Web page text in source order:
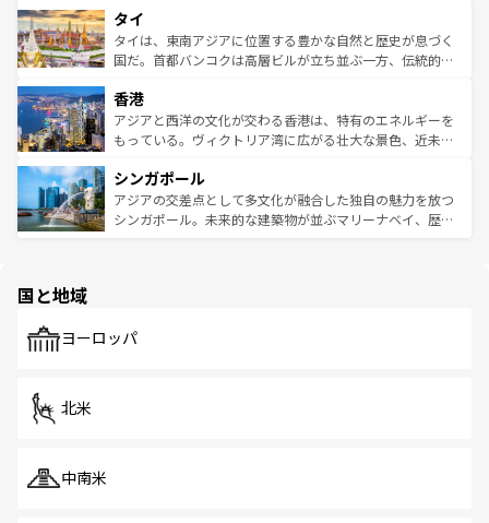
リティに包まれながら、韓国の多彩な魅力を心ゆくまで味
わってみてほしい。 なお、新着の韓国情報はコンテンツ一
覧を参照してほしい。
急速な発展と共に伝統が息づく。ハノイの古い町並みやホ
ーチミン市のフランス統治時代の建物も、独特の雰囲気を
醸し出している。また、バラエティの豊かさとおいしさで
とつ。フォーやバインミー、ベトナムコーヒーなどは、ぜ
ひ現地で味わいたい。どの地域を訪れてもあたたかい人々
が旅行者を迎えてくれるので、きっと忘れられない旅にな
参照してほしい。
タイ
タイは、東南アジアに位置する豊かな自然と歴史が息づく
国だ。首都バンコクは高層ビルが立ち並ぶ一方、伝統的な
の活気が交差している。北部ではチェンマイなどの山岳地
帯で自然と触れ合い、南部ではプーケットやクラビの美し
いビーチでリゾート気分を楽しむことができる。タイ料理
激する。気候は一年中温暖で、どの季節にも異なる楽しみ
が待っている。親しみやすいタイの人々、仏教を中心とし
た文化、そして多様な観光資源が、訪れる旅人を魅了し続
香港
アジアと西洋の文化が交わる香港は、特有のエネルギーを
もっている。ヴィクトリア湾に広がる壮大な景色、近未来
み、どこを訪れても感動するはず。観光スポットが密集し
ており、効率よく見どころを回れるのも魅力。息をのむよ
うな絶景から文化的な体験まで、香港を存分に楽しみ尽く
シンガポール
アジアの交差点として多文化が融合した独自の魅力を放つ
シンガポール。未来的な建築物が並ぶマリーナベイ、歴史
で、ホーカーズは地元の風情を楽しめる外せないスポット
国と地域
ヨーロッパ
北米
中南米